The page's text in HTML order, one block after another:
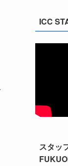
ICC
スタッ